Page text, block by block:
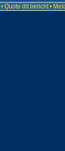
• Quote dit bericht •